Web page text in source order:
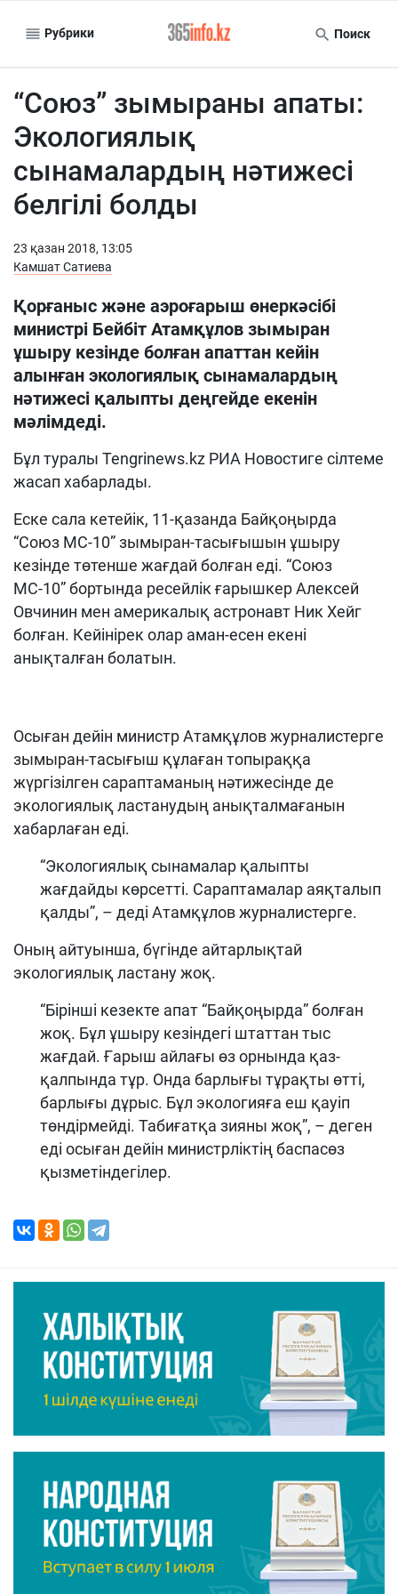
Рубрики Поиск
“Союз” зымыраны апаты:
Экологиялық
сынамалардың нәтижесі
белгілі болды
23 қазан 2018, 13:05
Камшат Сатиева
Қорғаныс және аэроғарыш өнеркәсібі
министрі Бейбіт Атамқұлов зымыран
ұшыру кезінде болған апаттан кейін
алынған экологиялық сынамалардың
нәтижесі қалыпты деңгейде екенін
мәлімдеді.
Бұл туралы Tengrinews.kz РИА Новостиге сілтеме
жасап хабарлады.
Еске сала кетейік, 11-қазанда Байқоңырда
“Союз МС-10” зымыран-тасығышын ұшыру
кезінде төтенше жағдай болған еді. “Союз
МС-10” бортында ресейлік ғарышкер Алексей
Овчинин мен америкалық астронавт Ник Хейг
болған. Кейінірек олар аман-есен екені
анықталған болатын.
Осыған дейін министр Атамқұлов журналистерге
зымыран-тасығыш құлаған топыраққа
жүргізілген сараптаманың нәтижесінде де
экологиялық ластанудың анықталмағанын
хабарлаған еді.
“Экологиялық сынамалар қалыпты
жағдайды көрсетті. Сараптамалар аяқталып
қалды”, – деді Атамқұлов журналистерге.
Оның айтуынша, бүгінде айтарлықтай
экологиялық ластану жоқ.
“Бірінші кезекте апат “Байқоңырда” болған
жоқ. Бұл ұшыру кезіндегі штаттан тыс
жағдай. Ғарыш айлағы өз орнында қаз-
қалпында тұр. Онда барлығы тұрақты өтті,
барлығы дұрыс. Бұл экологияға еш қауіп
төндірмейді. Табиғатқа зияны жоқ”, – деген
еді осыған дейін министрліктің баспасөз
қызметіндегілер.